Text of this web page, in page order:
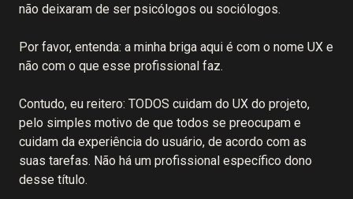
não deixaram de ser psicólogos ou sociólogos.
Por favor, entenda: a minha briga aqui é com o nome UX e
não com o que esse profissional faz.
Contudo, eu reitero: TODOS cuidam do UX do projeto,
pelo simples motivo de que todos se preocupam e
cuidam da experiência do usuário, de acordo com as
suas tarefas. Não há um profissional específico dono
desse título.